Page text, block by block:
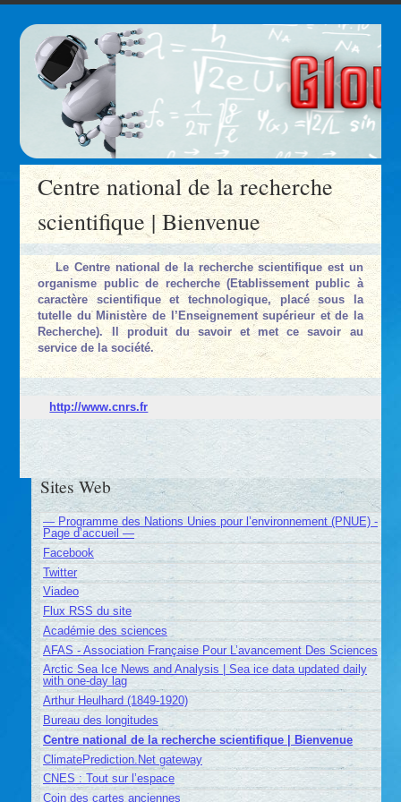
Centre national de la recherche
scientifique | Bienvenue
Le Centre national de la recherche scientifique est un
organisme public de recherche (Etablissement public à
caractère scientifique et technologique, placé sous la
tutelle du Ministère de l’Enseignement supérieur et de la
Recherche). Il produit du savoir et met ce savoir au
service de la société.
http://www.cnrs.fr
Sites Web
— Programme des Nations Unies pour l’environnement (PNUE) -
Page d’accueil —
Facebook
Twitter
Viadeo
Flux RSS du site
Académie des sciences
AFAS - Association Française Pour L’avancement Des Sciences
Arctic Sea Ice News and Analysis | Sea ice data updated daily
with one-day lag
Arthur Heulhard (1849-1920)
Bureau des longitudes
Centre national de la recherche scientifique | Bienvenue
ClimatePrediction.Net gateway
CNES : Tout sur l’espace
Coin des cartes anciennes